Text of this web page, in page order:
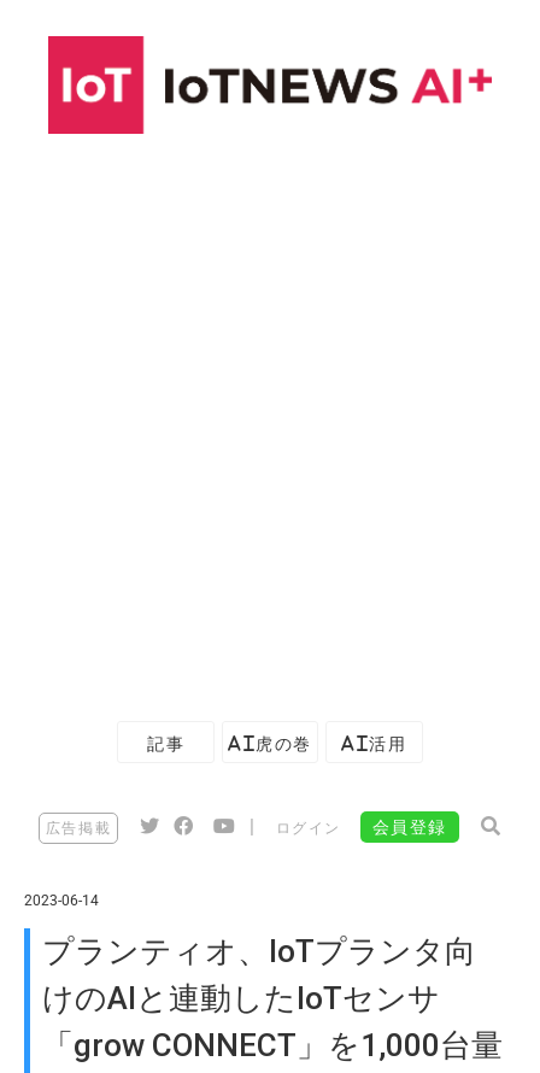
記事 AI虎の巻 AI活用
広告掲載 ログイン 会員登録
2023-06-14
プランティオ、IoTプランタ向
けのAIと連動したIoTセンサ
「grow CONNECT」を1,000台量